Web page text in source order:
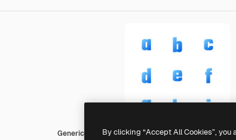
Generic gradient fillBy clicking “Accept All Cookies”,